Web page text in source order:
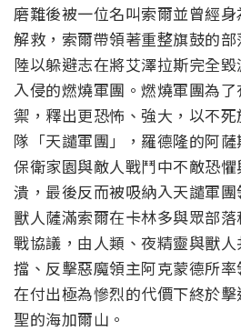
磨難後被一位名叫索爾並曾經
解救，索爾帶領著重整旗鼓的
陸以躲避志在將艾澤拉斯完全
入侵的燃燒軍團。燃燒軍團為
禦，釋出更恐怖、強大，以不
隊「天譴軍團」，羅德隆的阿
保衛家園與敵人戰鬥中不敵恐
潰，最後反而被吸納入天譴軍團
獸人薩滿索爾在卡林多與眾部
戰協議，由人類、夜精靈與獸
擋、反擊惡魔領主阿克蒙德所
在付出極為慘烈的代價下終於
聖的海加爾山。